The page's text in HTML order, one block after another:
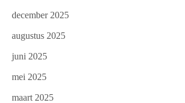
december 2025
augustus 2025
juni 2025
mei 2025
maart 2025